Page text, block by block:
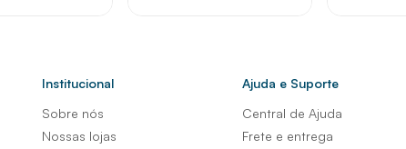
Institucional
Sobre nós
Nossas lojas
Ajuda e Suporte
Central de Ajuda
Frete e entrega